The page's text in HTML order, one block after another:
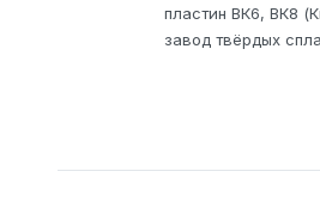
пластин ВК6, ВК8
завод твёрдых